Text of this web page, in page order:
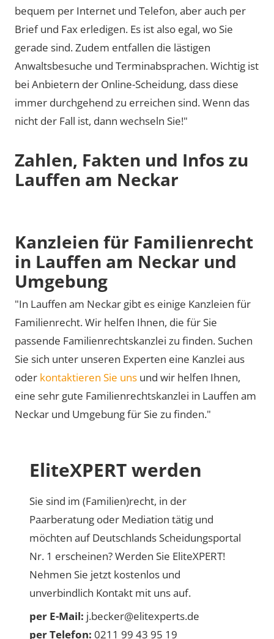
bequem per Internet und Telefon, aber auch per
Brief und Fax erledigen. Es ist also egal, wo Sie
gerade sind. Zudem entfallen die lästigen
Anwaltsbesuche und Terminabsprachen. Wichtig ist
bei Anbietern der Online-Scheidung, dass diese
immer durchgehend zu erreichen sind. Wenn das
nicht der Fall ist, dann wechseln Sie!"
Zahlen, Fakten und Infos zu
Lauffen am Neckar
Kanzleien für Familienrecht
in Lauffen am Neckar und
Umgebung
"In Lauffen am Neckar gibt es einige Kanzleien für
Familienrecht. Wir helfen Ihnen, die für Sie
passende Familienrechtskanzlei zu finden. Suchen
Sie sich unter unseren Experten eine Kanzlei aus
oder kontaktieren Sie uns und wir helfen Ihnen,
eine sehr gute Familienrechtskanzlei in Lauffen am
Neckar und Umgebung für Sie zu finden."
EliteXPERT werden
Sie sind im (Familien)recht, in der
Paarberatung oder Mediation tätig und
möchten auf Deutschlands Scheidungsportal
Nr. 1 erscheinen? Werden Sie EliteXPERT!
Nehmen Sie jetzt kostenlos und
unverbindlich Kontakt mit uns auf.
per E-Mail: j.becker@elitexperts.de
per Telefon: 0211 99 43 95 19